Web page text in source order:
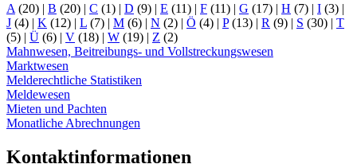
A (20) | B (20) | C (1) | D (9) | E (11) | F (11) | G (17) | H (7) | I (3) |
J (4) | K (12) | L (7) | M (6) | N (2) | Ö (4) | P(13) | R (9) | S (30) | T
(5) | Ü (6) | V (18) | W (19) | Z (2)
Mahnwesen, Beitreibungs- und Vollstreckungswesen
Marktwesen
Melderechtliche Statistiken
Meldewesen
Mieten und Pachten
Monatliche Abrechnungen
Kontaktinformationen